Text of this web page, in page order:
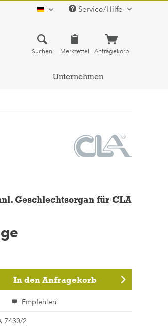
deutsch Service/Hilfe
Suchen Merkzettel Anfragekorb
Unternehmen
Geschlechtsorgan für CLA
In den Anfragekorb
Empfehlen
7430/2